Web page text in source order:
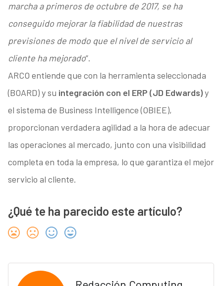
marcha a primeros de octubre de 2017, se ha
conseguido mejorar la fiabilidad de nuestras
previsiones de modo que el nivel de servicio al
cliente ha mejorado”.
ARCO entiende que con la herramienta seleccionada
(BOARD) y su integración con el ERP (JD Edwards)y
el sistema de Business Intelligence (OBIEE),
proporcionan verdadera agilidad a la hora de adecuar
las operaciones al mercado, junto con una visibilidad
completa en toda la empresa, lo que garantiza el mejor
servicio al cliente.
¿Qué te ha parecido este artículo?